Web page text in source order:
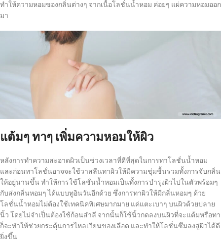
ทำให้ความหอมของกลิ่นต่างๆ จากเนื้อโลชั่นน้ำหอม ค่อยๆ แผ่ความหอมออก
มา
แต้มๆ ทาๆ เพิ่มความหอมให้ผิว
หลังการทำความสะอาดผิวเป็นช่วงเวลาที่ดีที่สุดในการทาโลชั่นน้ำหอม
และก่อนทาโลชั่นอาจจะใช้วาสลีนทาผิวให้มีความชุ่มชื้นรวมทั้งการจับกลิ่น
ให้อยู่นานขึ้น ทำให้การใช้โลชั่นน้ำหอมเป็นทั้งการบำรุงผิวไปในตัวพร้อมๆ
กับส่งกลิ่นหอมๆ ได้แบบทูอินวันอีกด้วย ซึ่งการทาผิวให้มีกลิ่นหอมๆ ด้วย
โลชั่นน้ำหอมไม่ต้องใช้เทคนิคพิเศษมากมาย แค่แตะเบาๆ บนผิวด้วยปลาย
นิ้ว โดยไม่จำเป็นต้องใช้ก้อนสำลี จากนั้นก็ใช้นิ้วกดลงบนผิวที่จะแต้มหรือทา
ก็จะทำให้ช่วยกระตุ้นการไหลเวียนของเลือด และทำให้โลชั่นซึมลงสู่ผิวได้ดี
ยิ่งขึ้น